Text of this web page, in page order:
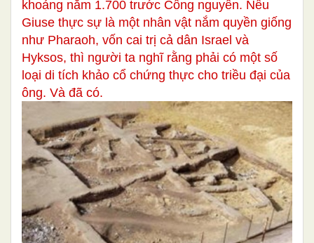
khoảng năm 1.700 trước Công nguyên. Nếu
Giuse thực sự là một nhân vật nắm quyền giống
như Pharaoh, vốn cai trị cả dân Israel và
Hyksos, thì người ta nghĩ rằng phải có một số
loại di tích khảo cổ chứng thực cho triều đại của
ông. Và đã có.